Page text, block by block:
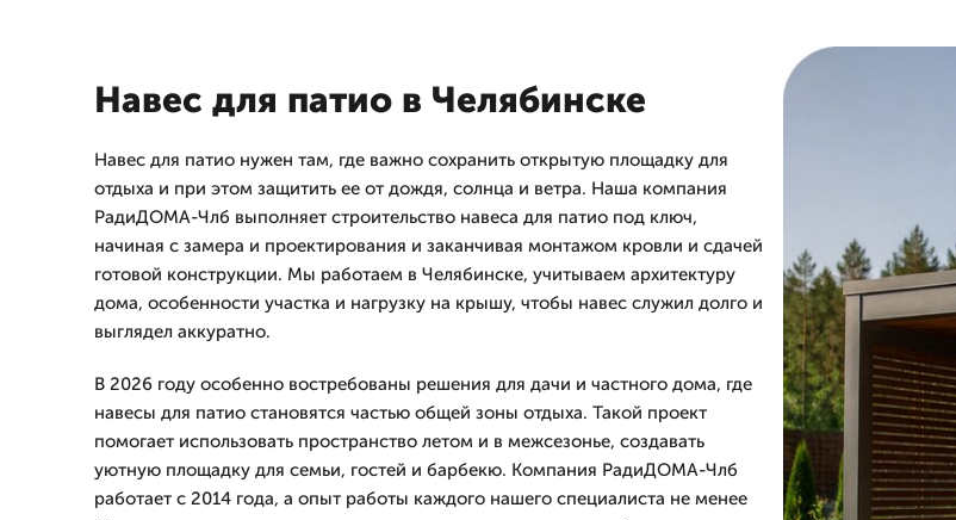
Навес для патио в Челябинске
Навес для патио нужен там, где важно сохранить открытую площадку для
отдыха и при этом защитить ее от дождя, солнца и ветра. Наша компания
РадиДОМА-Члб выполняет строительство навеса для патио под ключ,
начиная с замера и проектирования и заканчивая монтажом кровли и сдачей
готовой конструкции. Мы работаем в Челябинске, учитываем архитектуру
дома, особенности участка и нагрузку на крышу, чтобы навес служил долго и
выглядел аккуратно.
В 2026 году особенно востребованы решения для дачи и частного дома, где
навесы для патио становятся частью общей зоны отдыха. Такой проект
помогает использовать пространство летом и в межсезонье, создавать
уютную площадку для семьи, гостей и барбекю. Компания РадиДОМА-Члб
работает с 2014 года, а опыт работы каждого нашего специалиста не менее